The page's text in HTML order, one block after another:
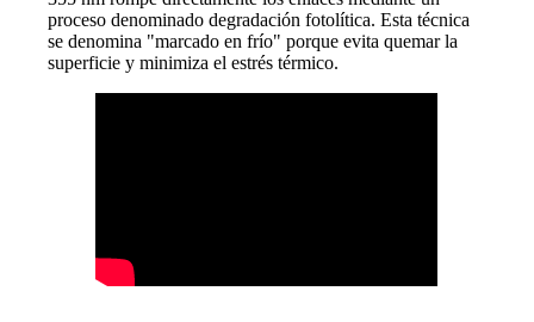
proceso denominado degradación fotolítica. Esta técnica
se denomina "marcado en frío" porque evita quemar la
superficie y minimiza el estrés térmico.